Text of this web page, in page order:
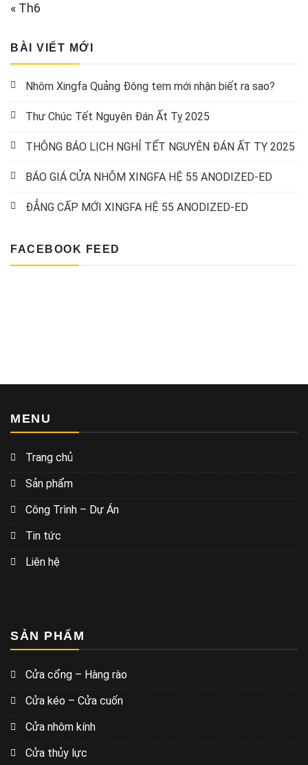
« Th6
BÀI VIẾT MỚI
Nhôm Xingfa Quảng Đông tem mới nhận biết ra sao?
Thư Chúc Tết Nguyên Đán Ất Tỵ 2025
THÔNG BÁO LỊCH NGHỈ TẾT NGUYÊN ĐÁN ẤT TỴ 2025
BÁO GIÁ CỬA NHÔM XINGFA HỆ 55 ANODIZED-ED
ĐẲNG CẤP MỚI XINGFA HỆ 55 ANODIZED-ED
FACEBOOK FEED
MENU
Trang chủ
Sản phẩm
Công Trình – Dự Án
Tin tức
Liên hệ
SẢN PHẨM
Cửa cổng – Hàng rào
Cửa kéo – Cửa cuốn
Cửa nhôm kính
Cửa thủy lực